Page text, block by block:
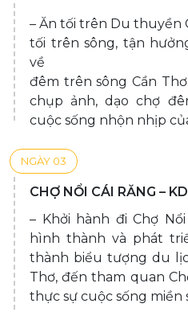
– Ăn tối trên Du thuyền
tối trên sông, tận
về
đêm trên sông Cần
chụp ảnh, dạo chợ
cuộc sống nhộn nhịp
NGÀY 03
CHỢ NỔI CÁI RĂNG –
– Khởi hành đi Chợ
hình thành và phát
thành biểu tượng du
Thơ, đến tham quan
thực sự cuộc sống miền